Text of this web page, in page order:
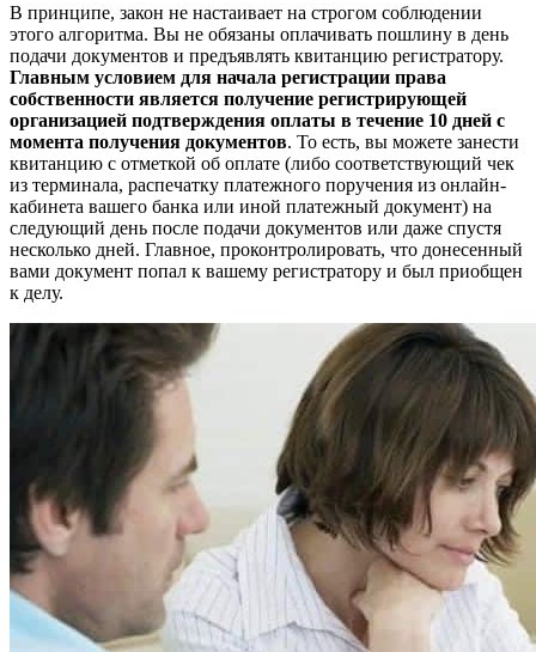
В принципе, закон не настаивает на строгом соблюдении
этого алгоритма. Вы не обязаны оплачивать пошлину в день
подачи документов и предъявлять квитанцию регистратору.
Главным условием для начала регистрации права
собственности является получение регистрирующей
организацией подтверждения оплаты в течение 10 дней с
момента получения документов. То есть, вы можете занести
квитанцию с отметкой об оплате (либо соответствующий чек
из терминала, распечатку платежного поручения из онлайн-
кабинета вашего банка или иной платежный документ) на
следующий день после подачи документов или даже спустя
несколько дней. Главное, проконтролировать, что донесенный
вами документ попал к вашему регистратору и был приобщен
к делу.